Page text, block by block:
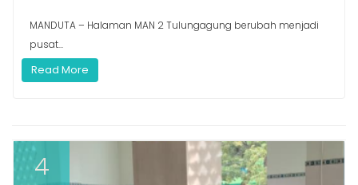
MANDUTA – Halaman MAN 2 Tulungagung berubah menjadi
pusat...
Read More
4